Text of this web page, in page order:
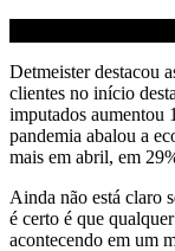
Detmeister destacou
clientes no início
imputados aumentou
pandemia abalou a
mais em abril, em
Ainda não está claro
é certo é que
acontecendo em um